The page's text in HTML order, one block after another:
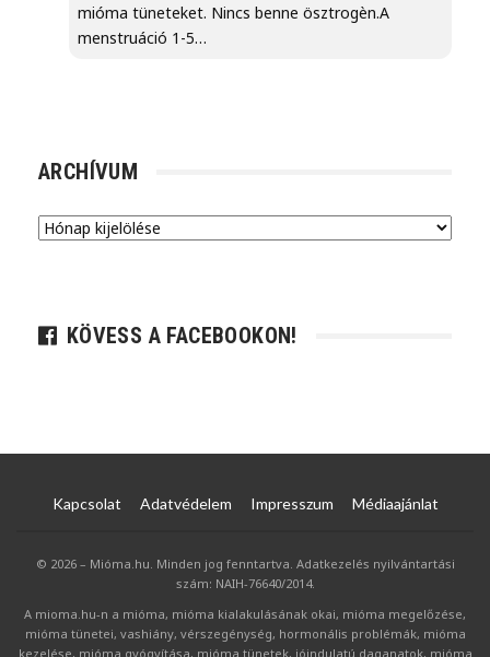
mióma tüneteket. Nincs benne ösztrogèn.A
menstruáció 1-5…
ARCHÍVUM
Archívum
KÖVESS A FACEBOOKON!
Kapcsolat Adatvédelem Impresszum Médiaajánlat
© 2026 – Mióma.hu. Minden jog fenntartva. Adatkezelés nyilvántartási
szám: NAIH-76640/2014.
A mioma.hu-n a mióma, mióma kialakulásának okai, mióma megelőzése,
mióma tünetei, vashiány, vérszegénység, hormonális problémák, mióma
kezelése, mióma gyógyítása, mióma tünetek, jóindulatú daganatok, mióma